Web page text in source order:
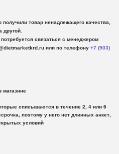
товар ненадлежащего качества,
другой.
связаться с менеджером
или по телефону +7 (903)
магазине
списываются в течение 2, 4 или 6
поэтому у него нет длинных анкет,
условий